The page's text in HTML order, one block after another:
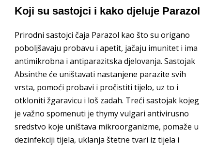
Koji su sastojci i kako djeluje Parazol
Prirodni sastojci čaja Parazol kao što su origano
poboljšavaju probavu i apetit, jačaju imunitet i ima
antimikrobna i antiparazitska djelovanja. Sastojak
Absinthe će uništavati nastanjene parazite svih
vrsta, pomoći probavi i pročistiti tijelo, uz to i
otkloniti žgaravicu i loš zadah. Treći sastojak kojeg
je važno spomenuti je thymy vulgari antivirusno
sredstvo koje uništava mikroorganizme, pomaže u
dezinfekciji tijela, uklanja štetne tvari iz tijela i